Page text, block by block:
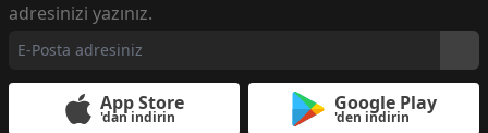
adresinizi yazınız.
App Store
'dan indirin
Google Play
'den indirin